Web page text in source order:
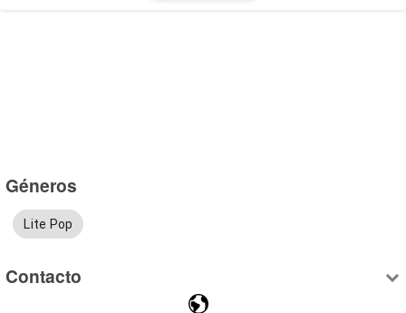
Géneros
Lite Pop
Contacto